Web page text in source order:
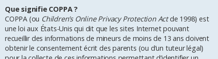
Que signifie COPPA ?
COPPA (ou Children’s Online Privacy Protection Actde 1998) est
une loi aux États-Unis qui dit que les sites Internet pouvant
recueillir des informations de mineurs de moins de 13 ans doivent
obtenir le consentement écrit des parents (ou d’un tuteur légal)